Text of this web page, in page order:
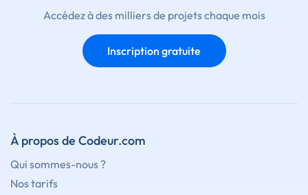
Accédez à des milliers de projets chaque mois
Inscription gratuite
À propos de Codeur.com
Qui sommes-nous ?
Nos tarifs